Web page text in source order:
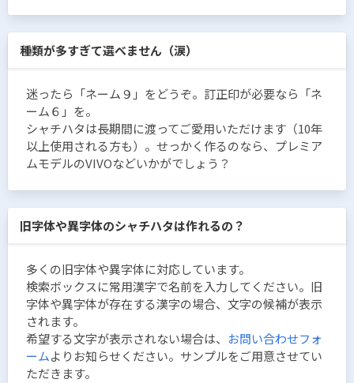
種類が多すぎて選べません（涙）
迷ったら「ネーム９」をどうぞ。訂正印が必要なら「ネ
ーム６」を。
シャチハタは長期間に渡ってご愛用いただけます（10年
以上使用される方も）。せっかく作るのなら、プレミア
ムモデルのVIVOなどいかがでしょう？
旧字体や異字体のシャチハタは作れるの？
多くの旧字体や異字体に対応しています。
検索ボックスに常用漢字で名前を入力してください。旧
字体や異字体が存在する漢字の場合、文字の候補が表示
されます。
希望する文字が表示されない場合は、 お問い合わせフォ
ームよりお知らせください。サンプルをご用意させてい
ただきます。